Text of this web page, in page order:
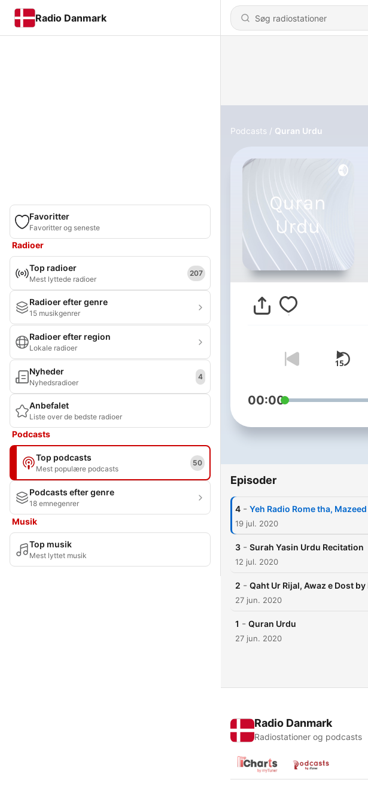
Radio Danmark
Favoritter
Favoritter og seneste
Radioer
Top radioer
Mest lyttede radioer
207
Radioer efter genre
15 musikgenrer
Radioer efter region
Lokale radioer
Nyheder
Nyhedsradioer
4
Anbefalet
Liste over de bedste radioer
Podcasts
Top podcasts
Mest populære podcasts
50
Podcasts efter genre
18 emnegenrer
Musik
Top musik
Mest lyttet musik
Podcasts Quran Urdu
00:00
Episoder
4 - Yeh Radio Rome tha,
19 jul. 2020
3 - Surah Yasin Urdu Recitation
12 jul. 2020
2 - Qaht Ur Rijal, Awaz e Dost
27 jun. 2020
1 - Quran Urdu
27 jun. 2020
Radio Danmark
Radiostationer og podcasts